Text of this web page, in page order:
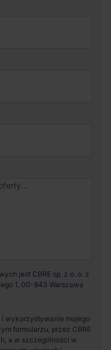
jest CBRE sp. z o. o. z
1, 00-843 Warszawa
wykorzystywanie mojego
formularzu, przez CBRE
a w szczególności w